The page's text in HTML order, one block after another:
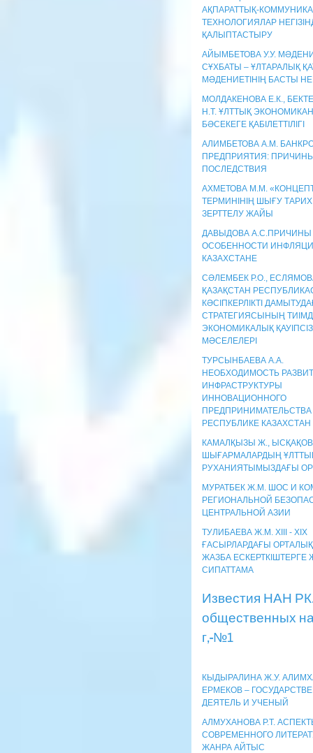
АҚПАРАТТЫҚ-
ТЕХНОЛОГИЯЛАР
ҚАЛЫПТАСТЫРУ
АЙЫМБЕТОВА У.У.
СҰХБАТЫ – ҰЛТАРАЛЫҚ
МӘДЕНИЕТІНІҢ БАСТЫ
МОЛДАКЕНОВА Е.К.,
Н.Т. ҰЛТТЫҚ
БӘСЕКЕГЕ ҚАБІЛЕТТІЛІГІ
АЛИМБЕТОВА А.М.
ПРЕДПРИЯТИЯ:
ПОСЛЕДСТВИЯ
АХМЕТОВА М.М.
ТЕРМИНІНІҢ ШЫҒУ
ЗЕРТТЕЛУ ЖАЙЫ
ДАВЫДОВА А.С.ПРИЧИНЫ
ОСОБЕННОСТИ
КАЗАХСТАНЕ
СӘЛЕМБЕК Р.О.,
ҚАЗАҚСТАН
КӘСІПКЕРЛІКТІ
СТРАТЕГИЯСЫНЫҢ
ЭКОНОМИКАЛЫҚ
МӘСЕЛЕЛЕРІ
ТУРСЫНБАЕВА А.А.
НЕОБХОДИМОСТЬ
ИНФРАСТРУКТУРЫ
ИННОВАЦИОННОГО
ПРЕДПРИНИМАТЕЛЬСТВА
РЕСПУБЛИКЕ КАЗАХСТАН
КАМАЛҚЫЗЫ Ж.,
ШЫҒАРМАЛАРДЫҢ
РУХАНИЯТЫМЫЗДАҒЫ
МУРАТБЕК Ж.М. ШОС И
РЕГИОНАЛЬНОЙ
ЦЕНТРАЛЬНОЙ АЗИИ
ТУЛИБАЕВА Ж.М. ХІІІ - ХІХ
ҒАСЫРЛАРДАҒЫ
ЖАЗБА ЕСКЕРТКІШТЕРГЕ
СИПАТТАМА
Известия НАН
общественных
г,-№1
КЫДЫРАЛИНА Ж.У.
ЕРМЕКОВ –
ДЕЯТЕЛЬ И УЧЕНЫЙ
АЛМУХАНОВА Р.Т.
СОВРЕМЕННОГО
ЖАНРА АЙТЫС